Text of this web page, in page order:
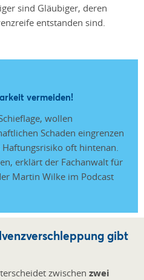
sind Gläubiger, deren
entstanden sind.
vermeiden!
wollen
Schaden eingrenzen
oft hintenan.
erklärt der Fachanwalt für
Martin Wilke im Podcast
gibt
zwischen zwei